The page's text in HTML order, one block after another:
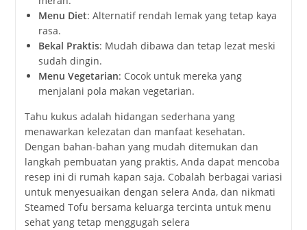
Menu Diet: Alternatif rendah lemak yang tetap kaya
rasa.
Bekal Praktis: Mudah dibawa dan tetap lezat meski
sudah dingin.
Menu Vegetarian: Cocok untuk mereka yang
menjalani pola makan vegetarian.
Tahu kukus adalah hidangan sederhana yang
menawarkan kelezatan dan manfaat kesehatan.
Dengan bahan-bahan yang mudah ditemukan dan
langkah pembuatan yang praktis, Anda dapat mencoba
resep ini di rumah kapan saja. Cobalah berbagai variasi
untuk menyesuaikan dengan selera Anda, dan nikmati
Steamed Tofu bersama keluarga tercinta untuk menu
sehat yang tetap menggugah selera